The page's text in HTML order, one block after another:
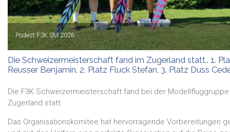
Podest F3K SM 2026
Die Schweizermeisterschaft fand im Zugerland statt.. 1.
Reusser Benjamin, 2. Platz Fluck Stefan, 3. Platz Duss
Die F3K Schweizermeisterschaft fand bei der Modellfluggruppe
Zugerland statt.
Das Organisationskomitee hat hervorragende Vorbereitungen